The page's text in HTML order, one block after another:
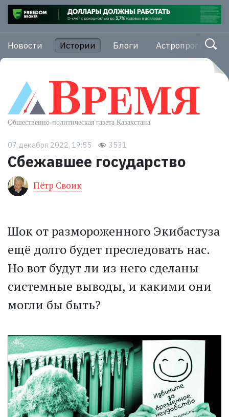
Новости Истории Блоги Астропрогноз
07 декабря 2022, 19:55 3531
Сбежавшее государство
Пётр Своик
Шок от размороженного Экибастуза
ещё долго будет преследовать нас.
Но вот будут ли из него сделаны
системные выводы, и какими они
могли бы быть?